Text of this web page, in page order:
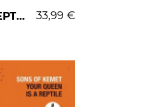
33,99 €
YOUR QUEEN IS A REPTILE